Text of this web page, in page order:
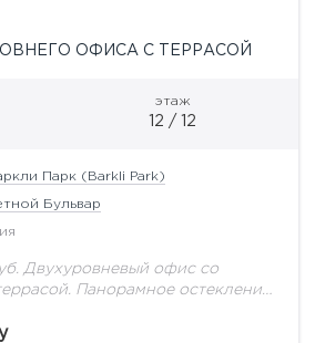
ОФИСА С ТЕРРАСОЙ
этаж
12 / 12
Парк (Barkli Park)
Бульвар
Двухуровневый офис со
Панорамное остекление,
дом premium класса в...